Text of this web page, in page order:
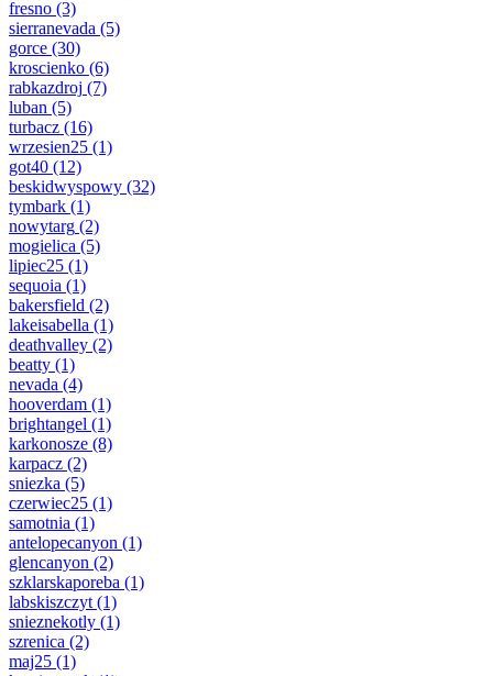
fresno (3)
sierranevada (5)
gorce (30)
kroscienko (6)
rabkazdroj (7)
luban (5)
turbacz (16)
wrzesien25 (1)
got40 (12)
beskidwyspowy (32)
tymbark (1)
nowytarg (2)
mogielica (5)
lipiec25 (1)
sequoia (1)
bakersfield (2)
lakeisabella (1)
deathvalley (2)
beatty (1)
nevada (4)
hooverdam (1)
brightangel (1)
karkonosze (8)
karpacz (2)
sniezka (5)
czerwiec25 (1)
samotnia (1)
antelopecanyon (1)
glencanyon (2)
szklarskaporeba (1)
labskiszczyt (1)
snieznekotly (1)
szrenica (2)
maj25 (1)